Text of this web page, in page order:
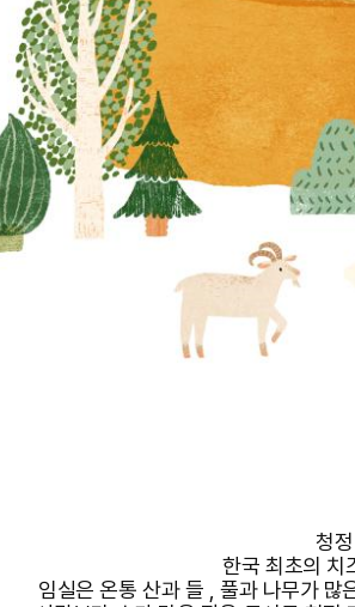
청
한국 최초의 치
임실은 온통 산과 들 , 풀과 나무가